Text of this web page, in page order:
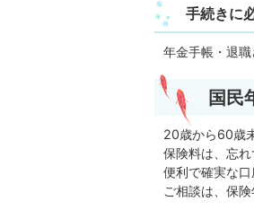
手続きに
年金手帳・退
国民
20歳から60歳
保険料は、忘
便利で確実な
ご相談は、保